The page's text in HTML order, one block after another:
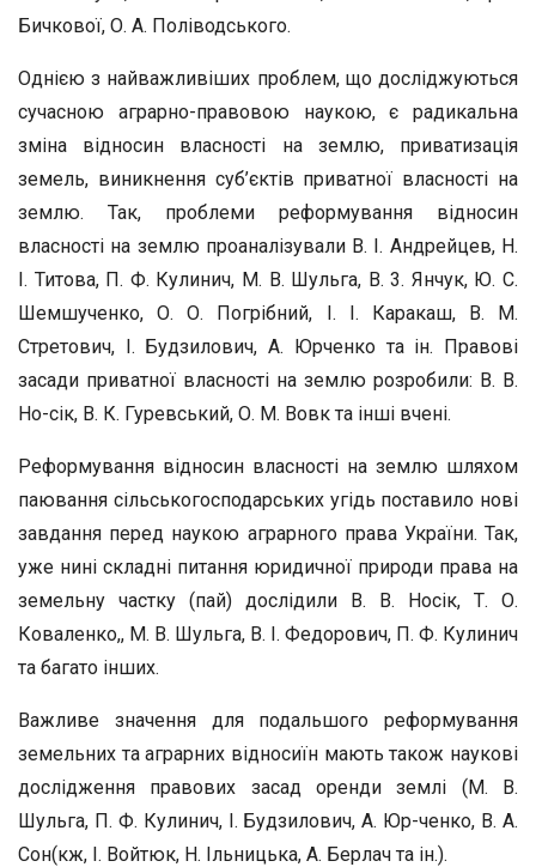
Бичкової, О. А. Поліводського.
Однією з найважливіших проблем, що досліджуються
сучасною аграрно-правовою наукою, є радикальна
зміна відносин власності на землю, приватизація
земель, виникнення суб’єктів приватної влас­ності на
землю. Так, проблеми реформування відносин
власності на землю проаналізували В. І. Андрейцев, Н.
І. Титова, П. Ф. Кулинич, М. В. Шульга, В. 3. Янчук, Ю. С.
Шемшученко, О. О. Погрібний, І. І. Каракаш, В. М.
Стретович, І. Будзилович, А. Юрченко та ін. Правові
засади приватної власності на землю розробили: В. В.
Но-сік, В. К. Гуревський, О. М. Вовк та інші вчені.
Реформування відносин власності на землю шляхом
паювання сільськогосподарських угідь поставило нові
завдання перед наукою аграрного права України. Так,
уже нині складні питання юридич­ної природи права на
земельну частку (пай) дослідили В. В. Носік, Т. О.
Коваленко,, М. В. Шульга, В. І. Федорович, П. Ф. Кулинич
та багато інших.
Важливе значення для подальшого реформування
земельних та аграрних відносиїн мають також наукові
дослідження правових засад оренди землі (М. В.
Шульга, П. Ф. Кулинич, І. Будзилович, А. Юр-ченко, В. А.
Сон(кж, І. Войтюк, Н. Ільницька, А. Берлач та ін.).